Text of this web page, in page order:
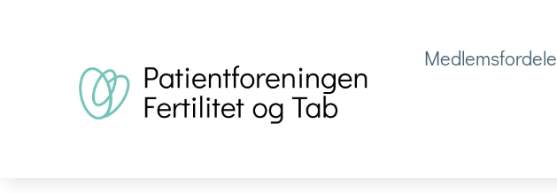
Medlemsfordele